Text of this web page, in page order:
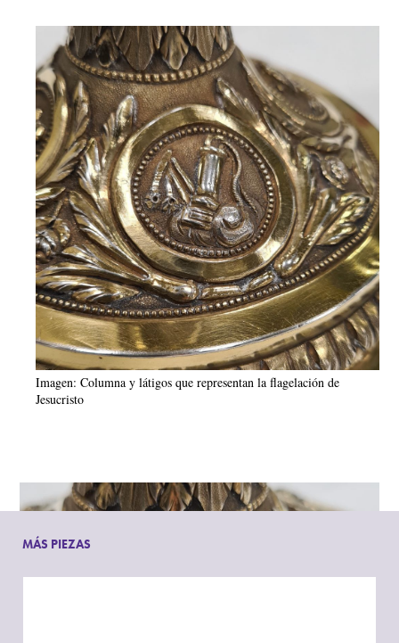
Imagen: Columna y látigos que representan la flagelación de
Jesucristo
MÁS PIEZAS